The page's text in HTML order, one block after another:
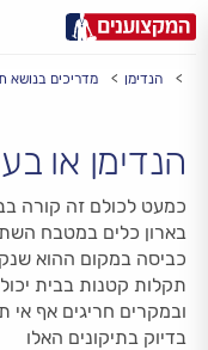
עיר: תל אביב, חיפה…
הנדימן מדריכים בנושא
הנדימן או
כמעט לכולם זה קורה
בארון כלים במטבח
כביסה במקום ההוא
תקלות קטנות בבית
ובמקרים חריגים אף אי
בדיוק בתיקונים האלו